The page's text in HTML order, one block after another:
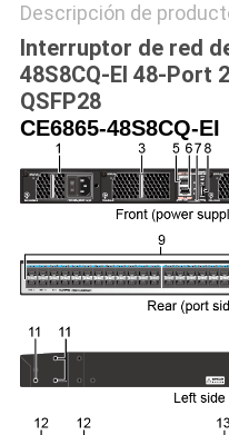
Descripción de
Interruptor de red
48S8CQ-EI 48-Port
QSFP28
CE6865-48S8CQ-EI